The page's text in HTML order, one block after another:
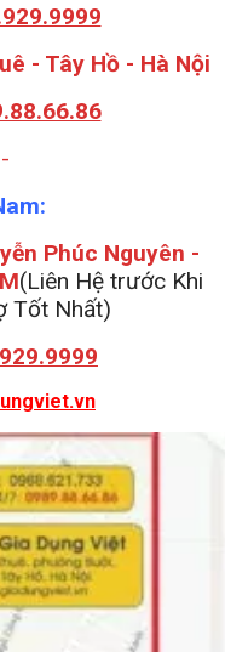
- Tây Hồ - Hà Nội
Phúc Nguyên -
(Liên Hệ trước Khi
Tốt Nhất)